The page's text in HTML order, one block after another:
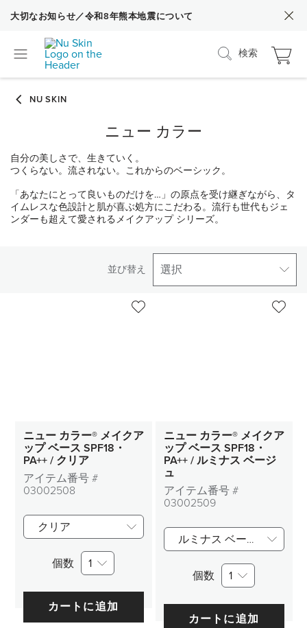
大切なお知らせ／令和8年熊本地震について
検索
ニュー カラー
自分の美しさで、生きていく。
つくらない。流されない。これからのベーシック。
「あなたにとって良いものだけを…」の原点を受け継ぎながら、タ
イムレスな色設計と肌が喜ぶ処方にこだわる。流行も世代もジェ
ンダーも超えて愛されるメイクアップ シリーズ。
並び替え 選択
ニュー カラー® メイクア
ップ ベース SPF18・
PA++ / クリア
アイテム番号 #
03002508
クリア
個数 1
カートに追加
ニュー カラー® メイクア
ップ ベース SPF18・
PA++ / ルミナス ベージ
ュ
アイテム番号 #
03002509
ルミナス ベージュ
個数 1
カートに追加